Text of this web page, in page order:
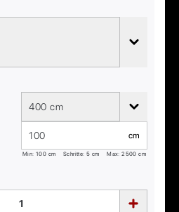
400 cm
cm
Min: 100 cm Schritte: 5 cm Max:2500 cm